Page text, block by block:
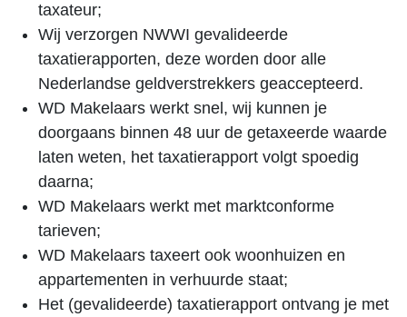
taxateur;
Wij verzorgen NWWI gevalideerde
taxatierapporten, deze worden door alle
Nederlandse geldverstrekkers geaccepteerd.
WD Makelaars werkt snel, wij kunnen je
doorgaans binnen 48 uur de getaxeerde waarde
laten weten, het taxatierapport volgt spoedig
daarna;
WD Makelaars werkt met marktconforme
tarieven;
WD Makelaars taxeert ook woonhuizen en
appartementen in verhuurde staat;
Het (gevalideerde) taxatierapport ontvang je met